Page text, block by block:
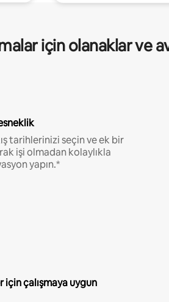
için olanaklar ve
tarihlerinizi seçin ve ek bir
işi olmadan kolaylıkla
yapın.*
çalışmaya uygun